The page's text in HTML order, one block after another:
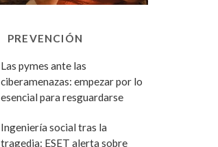
PREVENCIÓN
Las pymes ante las
ciberamenazas: empezar por lo
esencial para resguardarse
Ingeniería social tras la
tragedia: ESET alerta sobre